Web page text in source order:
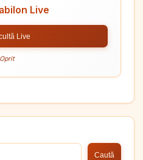
Live
Live
Oprit
Caută